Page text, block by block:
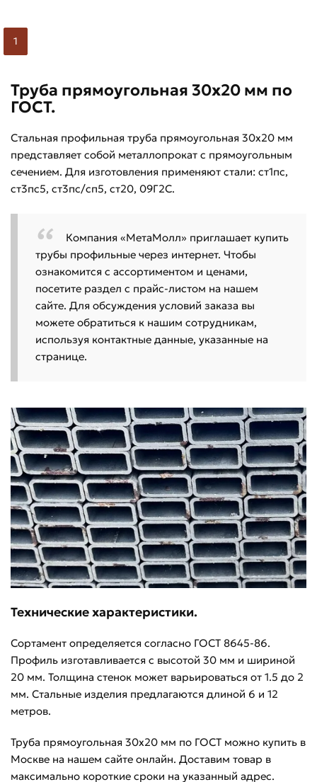
1
Труба прямоугольная 30х20 мм по
ГОСТ.
Стальная профильная труба прямоугольная 30х20 мм
представляет собой металлопрокат с прямоугольным
сечением. Для изготовления применяют стали: ст1пс,
ст3пс5, ст3пс/сп5, ст20, 09Г2С.
Компания «МетаМолл» приглашает купить
трубы профильные через интернет. Чтобы
ознакомится с ассортиментом и ценами,
посетите раздел с прайс-листом на нашем
сайте. Для обсуждения условий заказа вы
можете обратиться к нашим сотрудникам,
используя контактные данные, указанные на
странице.
Технические характеристики.
Сортамент определяется согласно ГОСТ 8645-86.
Профиль изготавливается с высотой 30 мм и шириной
20 мм. Толщина стенок может варьироваться от 1.5 до 2
мм. Стальные изделия предлагаются длиной 6 и 12
метров.
Труба прямоугольная 30х20 мм по ГОСТ можно купить в
Москве на нашем сайте онлайн. Доставим товар в
максимально короткие сроки на указанный адрес.